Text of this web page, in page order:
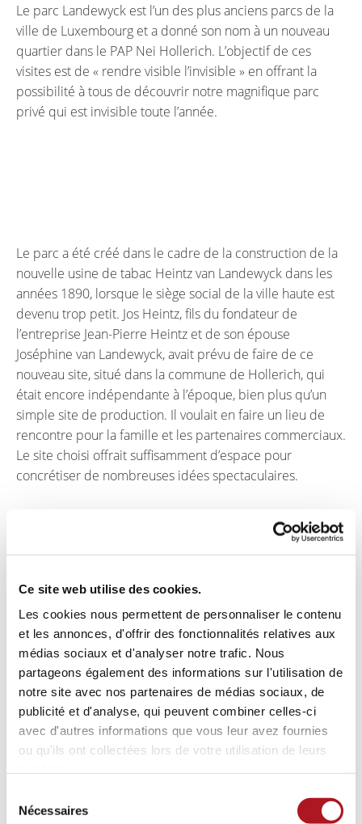
Ce site web utilise des cookies.
Les cookies nous permettent de personnaliser le contenu
et les annonces, d'offrir des fonctionnalités relatives aux
médias sociaux et d'analyser notre trafic. Nous
partageons également des informations sur l'utilisation de
notre site avec nos partenaires de médias sociaux, de
publicité et d'analyse, qui peuvent combiner celles-ci
avec d'autres informations que vous leur avez fournies
ou qu'ils ont collectées lors de votre utilisation de leurs
Nécessaires
Le parc Landewyck est l’un des plus anciens parcs de la
ville de Luxembourg et a donné son nom à un nouveau
quartier dans le PAP Nei Hollerich. L’objectif de ces
visites est de « rendre visible l’invisible » en offrant la
possibilité à tous de découvrir notre magnifique parc
privé qui est invisible toute l’année.
Le parc a été créé dans le cadre de la construction de la
nouvelle usine de tabac Heintz van Landewyck dans les
années 1890, lorsque le siège social de la ville haute est
devenu trop petit. Jos Heintz, fils du fondateur de
l’entreprise Jean-Pierre Heintz et de son épouse
Joséphine van Landewyck, avait prévu de faire de ce
nouveau site, situé dans la commune de Hollerich, qui
était encore indépendante à l’époque, bien plus qu’un
simple site de production. Il voulait en faire un lieu de
rencontre pour la famille et les partenaires commerciaux.
Le site choisi offrait suffisamment d’espace pour
concrétiser de nombreuses idées spectaculaires.
Le parc s’étend aujourd’hui sur 1,2 hectare et est classé
monument national. Dans le cadre du projet «Nei
Hollerich», il sera transféré à la ville de Luxembourg dans
quelques années et deviendra ainsi accessible au public.
D’ici là, certaines mesures doivent encore être prises
pour que le parc soit utilisable par tous et puisse remplir
sa fonction de poumon vert central et de lieu de détente
et de loisirs pour les habitants des environs.